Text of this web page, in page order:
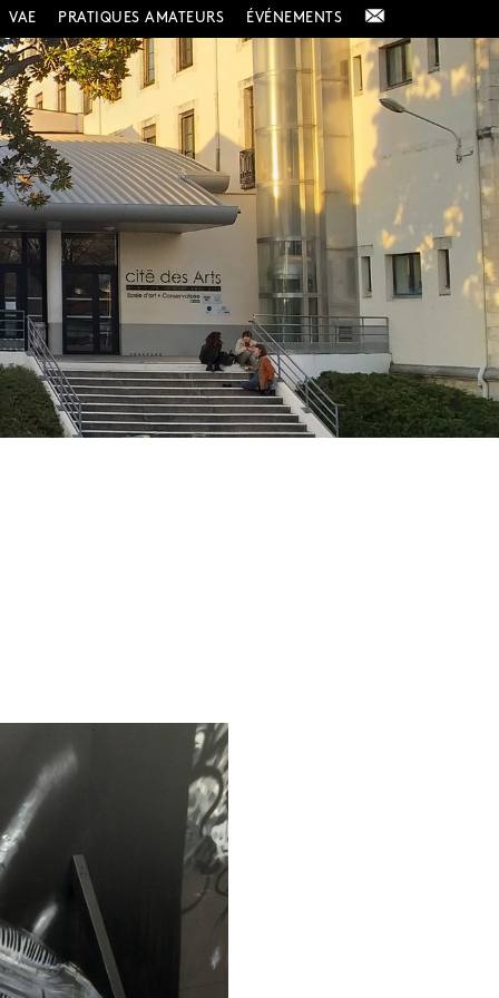
VAE PRATIQUES AMATEURS ÉVÉNEMENTS